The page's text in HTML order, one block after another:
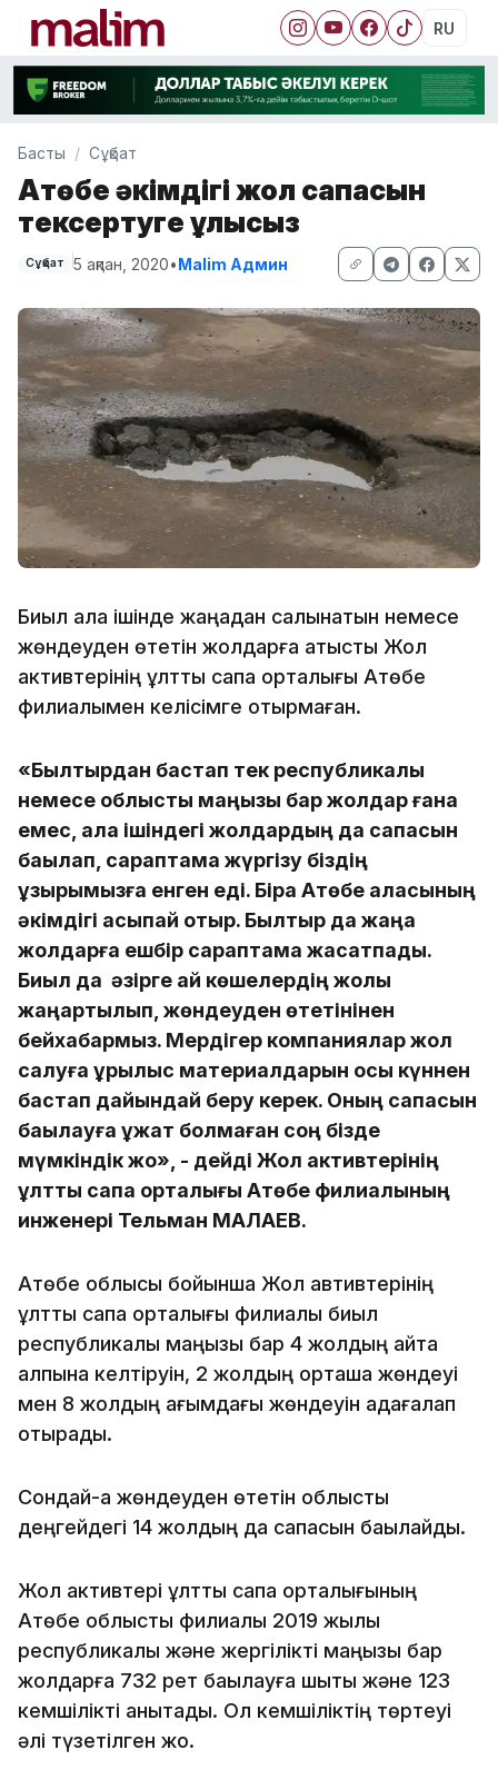
RU
Басты Сұқбат
Ақтөбе әкімдігі жол сапасын
тексертуге құлықсыз
Сұқбат 5 ақпан, 2020•Malim Админ
Биыл қала ішінде жаңадан салынатын немесе
жөндеуден өтетін жолдарға қатысты Жол
активтерінің ұлттық сапа орталығы Ақтөбе
филиалымен келісімге отырмаған.
«Былтырдан бастап тек республикалық
немесе облыстық маңызы бар жолдар ғана
емес, қала ішіндегі жолдардың да сапасын
бақылап, сараптама жүргізу біздің
құзырымызға енген еді. Бірақ Ақтөбе қаласының
әкімдігі асықпай отыр. Былтыр да жаңа
жолдарға ешбір сараптама жасатпады.
Биыл да әзірге қай көшелердің жолы
жаңартылып, жөндеуден өтетінінен
бейхабармыз. Мердігер компаниялар жол
салуға құрылыс материалдарын осы күннен
бастап дайындай беру керек. Оның сапасын
бақылауға құжат болмаған соң бізде
мүмкіндік жоқ», - дейді Жол активтерінің
ұлттық сапа орталығы Ақтөбе филиалының
инженері Тельман МАЛАЕВ.
Ақтөбе облысы бойынша Жол автивтерінің
ұлттық сапа орталығы филиалы биыл
республикалық маңызы бар 4 жолдың қайта
қалпына келтіруін, 2 жолдың орташа жөндеуі
мен 8 жолдың ағымдағы жөндеуін қадағалап
отырады.
Сондай-ақ жөндеуден өтетін облыстық
деңгейдегі 14 жолдың да сапасын бақылайды.
Жол активтері ұлттық сапа орталығының
Ақтөбе облыстық филиалы 2019 жылы
республикалық және жергілікті маңызы бар
жолдарға 732 рет бақылауға шықты және 123
кемшілікті анықтады. Ол кемшіліктің төртеуі
әлі түзетілген жоқ.